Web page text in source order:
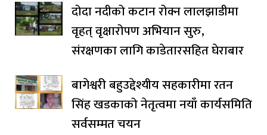
दोदा नदीको कटान रोक्न लालझाडीमा
वृहत् वृक्षारोपण अभियान सुरु,
संरक्षणका लागि काडेतारसहित घेराबार
बागेश्वरी बहुउद्देश्यीय सहकारीमा रतन
सिंह खडकाको नेतृत्वमा नयाँ कार्यसमिति
सर्वसम्मत चयन